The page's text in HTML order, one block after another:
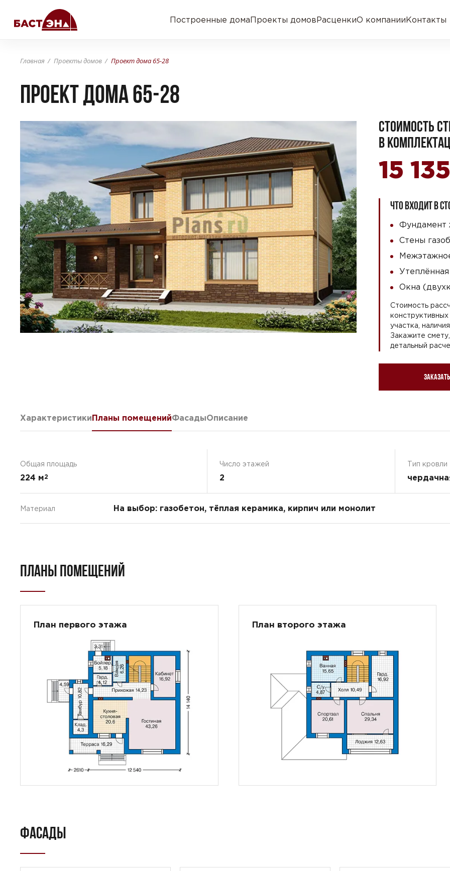
Построенные домаПроекты домовРасценкиО компанииКонтакты
Главная Проекты домов Проект дома 65-28
Проект дома 65-28
СТОИМОСТЬ
В
15
ЧТО ВХОДИТ В
Фундамент
Стены
Окна
Стоимость
участка,
Закажите
детальный
ХарактеристикиПланы помещенийФасадыОписание
Общая площадь
224 м2
Число этажей
2
Тип кровли
Материал На выбор: газобетон, тёплая керамика, кирпич или монолит
ПЛАНЫ ПОМЕЩЕНИЙ
План первого этажа План второго этажа
ФАСАДЫ